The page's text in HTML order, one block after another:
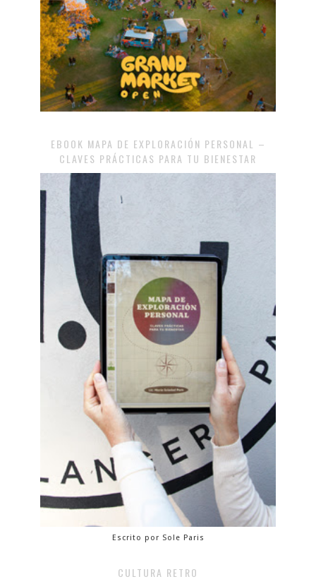
EBOOK MAPA DE EXPLORACIÓN PERSONAL –
CLAVES PRÁCTICAS PARA TU BIENESTAR
Escrito por Sole Paris
CULTURA RETRO